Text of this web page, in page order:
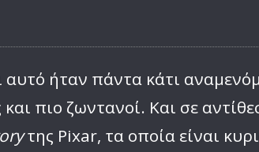
αυτό ήταν πάντα κάτι
και πιο ζωντανοί. Και σε
της Pixar, τα οποία είναι